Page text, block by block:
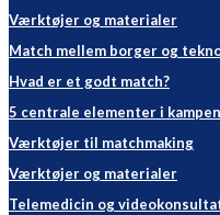
Værktøjer og materialer
Match mellem borger og
Hvad er et godt match?
5 centrale elementer i kampen
Værktøjer til matchmaking
Værktøjer og materialer
Telemedicin og